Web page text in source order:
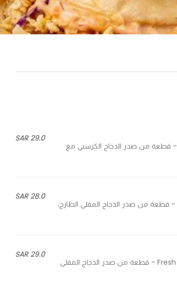
29.0 SAR
Crispy chicken breast with maple sriracha special sauce & cheese slice - قطعة من صدر الدجاج الكرسبي مع
28.0 SAR
Fresh fried chicken breast, cabbage salad, pickles, sauce & cheese slice - قطعة من صدر الدجاج المقلي الطازج،
29.0 SAR
Fresh fried chicken breast, cabbage salad, pickles, spicy sauce & cheese slice - قطعة من صدر الدجاج المقلي